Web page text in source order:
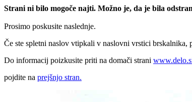
Strani ni bilo mogoče najti. Možno je, da je bila
Prosimo poskusite naslednje.
Če ste spletni naslov vtipkali v naslovni vrstici brskalnika,
Do informacij poizkusite priti na domači strani
pojdite na prejšnjo stran.